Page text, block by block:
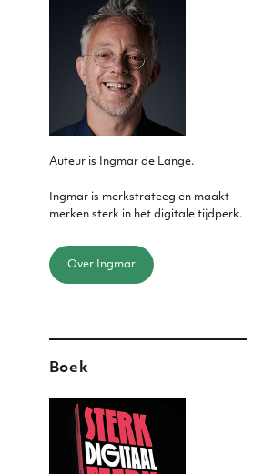
Auteur is Ingmar de Lange.
Ingmar is merkstrateeg en maakt
merken sterk in het digitale tijdperk.
Over Ingmar
Boek